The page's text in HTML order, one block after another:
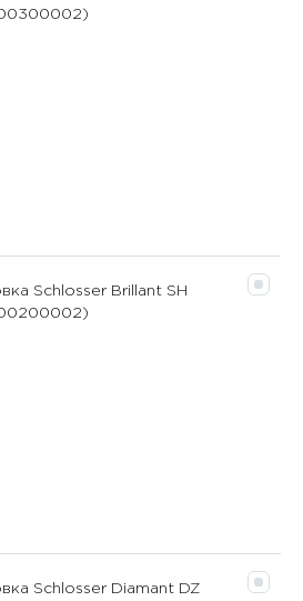
Schlosser Brillant SH
Schlosser Diamant DZ